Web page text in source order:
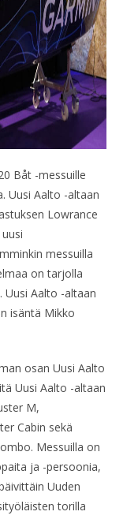
Båt -messuille
Uusi Aalto -altaan
Lowrance
messuilla
on tarjolla
Uusi Aalto -altaan
isäntä Mikko
osan Uusi Aalto
Uusi Aalto -altaan
M,
Cabin sekä
Messuilla on
ja -persoonia,
Uuden
torilla